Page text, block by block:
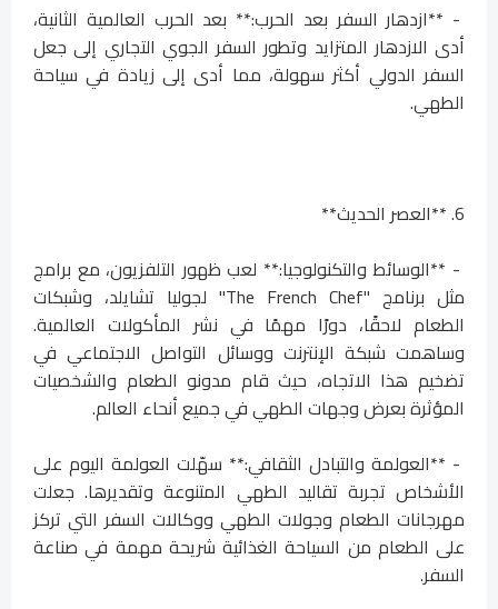
- **ازدهار السفر بعد الحرب:** بعد الحرب العالمية الثانية،
أدى الازدهار المتزايد وتطور السفر الجوي التجاري إلى جعل
السفر الدولي أكثر سهولة، مما أدى إلى زيادة في سياحة
الطهي.
6. **العصر الحديث**
- **الوسائط والتكنولوجيا:** لعب ظهور التلفزيون، مع برامج
مثل برنامج "The French Chef" لجوليا تشايلد، وشبكات
الطعام لاحقًا، دورًا مهمًا في نشر المأكولات العالمية.
وساهمت شبكة الإنترنت ووسائل التواصل الاجتماعي في
تضخيم هذا الاتجاه، حيث قام مدونو الطعام والشخصيات
المؤثرة بعرض وجهات الطهي في جميع أنحاء العالم.
- **العولمة والتبادل الثقافي:** سهّلت العولمة اليوم على
الأشخاص تجربة تقاليد الطهي المتنوعة وتقديرها. جعلت
مهرجانات الطعام وجولات الطهي ووكالات السفر التي تركز
على الطعام من السياحة الغذائية شريحة مهمة في صناعة
السفر.